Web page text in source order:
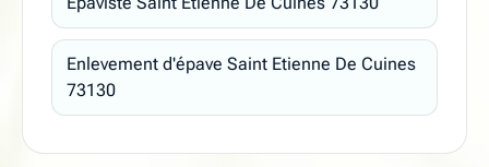
Enlevement d'épave Saint Etienne De Cuines
73130